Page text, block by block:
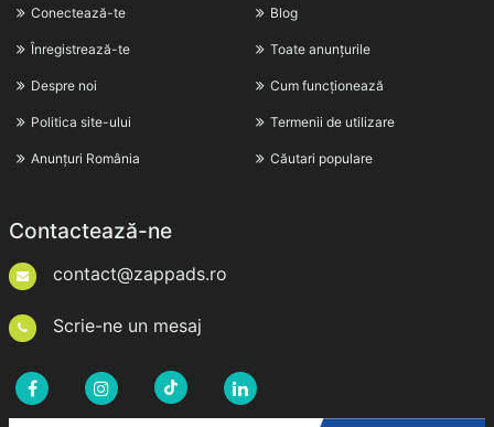
Conectează-te
Înregistrează-te
Despre noi
Politica site-ului
Anunțuri România
Blog
Toate anunțurile
Cum funcționează
Termenii de utilizare
Căutari populare
Contactează-ne
contact@zappads.ro
Scrie-ne un mesaj